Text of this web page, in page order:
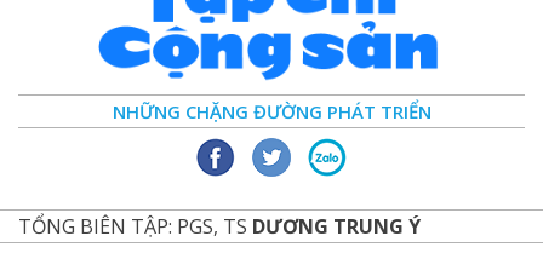
NHỮNG CHẶNG ĐƯỜNG PHÁT TRIỂN
TỔNG BIÊN TẬP: PGS, TS DƯƠNG TRUNG Ý